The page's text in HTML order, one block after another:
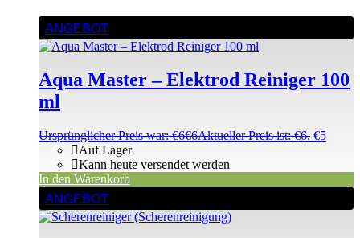
ANGEBOT
Aqua Master – Elektrod Reiniger 100
ml
Ursprünglicher Preis war: €6€6Aktueller Preis ist: €6. €5
Auf Lager
Kann heute versendet werden
In den Warenkorb
ANGEBOT